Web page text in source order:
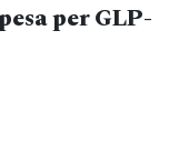
per GLP-